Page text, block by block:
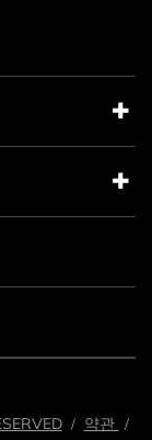
/ 약관 /